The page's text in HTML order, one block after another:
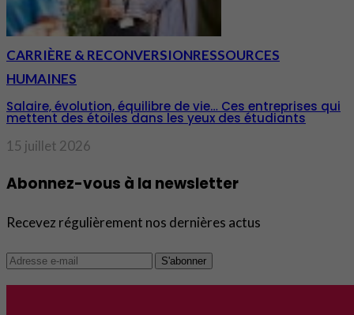
CARRIÈRE & RECONVERSIONRESSOURCES
HUMAINES
Salaire, évolution, équilibre de vie… Ces entreprises qui
mettent des étoiles dans les yeux des étudiants
15 juillet 2026
Abonnez-vous à la newsletter
Recevez régulièrement nos dernières actus
S'abonner